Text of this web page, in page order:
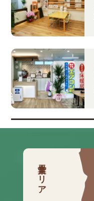
営業エリア